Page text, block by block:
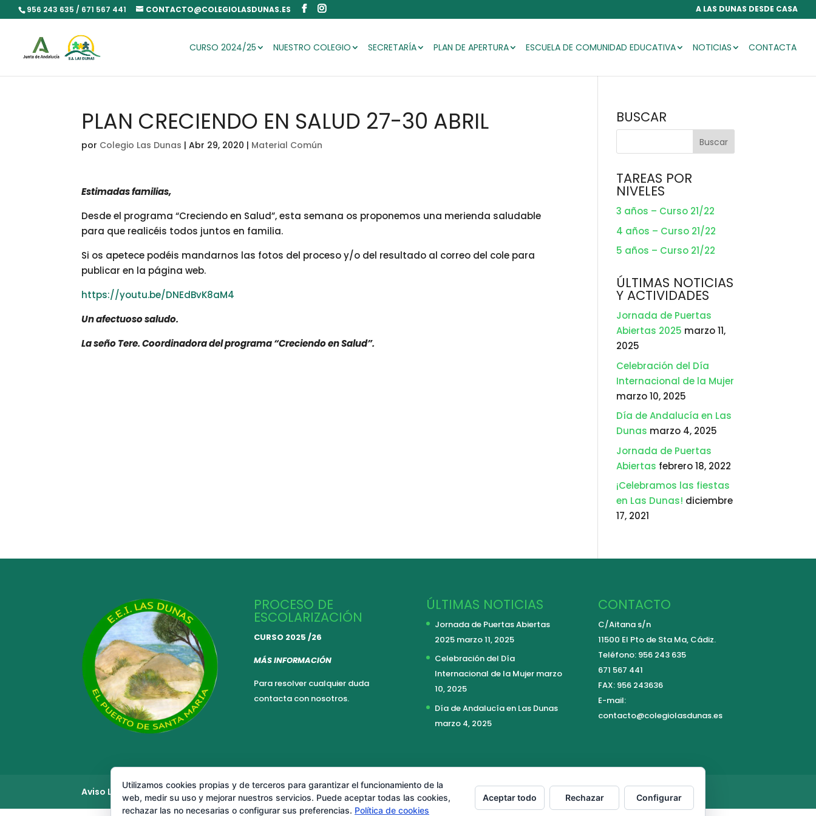
956 243 635 / 671 567 441 CONTACTO@COLEGIOLASDUNAS.ES A LAS DUNAS DESDE CASA
CURSO 2024/25 NUESTRO COLEGIO SECRETARÍA PLAN DE APERTURA ESCUELA DE COMUNIDAD EDUCATIVA NOTICIAS CONTACTA
PLAN CRECIENDO EN SALUD 27-30 ABRIL
por Colegio Las Dunas |Abr 29, 2020 | Material Común
Estimadas familias,
Desde el programa “Creciendo en Salud”, esta semana os proponemos una merienda saludable
para que realicéis todos juntos en familia.
Si os apetece podéis mandarnos las fotos del proceso y/o del resultado al correo del cole para
publicar en la página web.
https://youtu.be/DNEdBvK8aM4
Un afectuoso saludo.
La seño Tere. Coordinadora del programa “Creciendo en Salud”.
BUSCAR
TAREAS POR
NIVELES
3 años – Curso 21/22
4 años – Curso 21/22
5 años – Curso 21/22
ÚLTIMAS NOTICIAS
Y ACTIVIDADES
Jornada de Puertas
Abiertas 2025 marzo 11,
2025
Celebración del Día
Internacional de la Mujer
marzo 10, 2025
Día de Andalucía en Las
Dunas marzo 4, 2025
Jornada de Puertas
Abiertas febrero 18, 2022
¡Celebramos las fiestas
en Las Dunas! diciembre
17, 2021
PROCESO DE
ESCOLARIZACIÓN
CURSO 2025 /26
MÁS INFORMACIÓN
Para resolver cualquier duda
contacta con nosotros.
ÚLTIMAS NOTICIAS
Jornada de Puertas Abiertas
2025 marzo 11, 2025
Celebración del Día
Internacional de la Mujer marzo
10, 2025
Día de Andalucía en Las Dunas
marzo 4, 2025
CONTACTO
C/Aitana s/n
11500 El Pto de Sta Ma, Cádiz.
Teléfono: 956 243 635
671 567 441
FAX: 956 243636
E-mail:
contacto@colegiolasdunas.es
Aviso Legal Política de cookies
Utilizamos cookies propias y de terceros para garantizar el funcionamiento de la
web, medir su uso y mejorar nuestros servicios. Puede aceptar todas las cookies,
rechazar las no necesarias o configurar sus preferencias. Política de cookies
Aceptar todo Rechazar Configurar